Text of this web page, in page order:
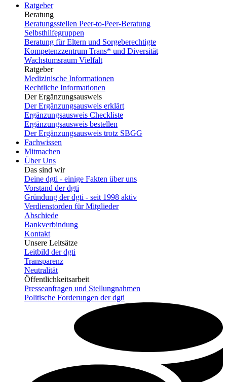
Ratgeber
Beratung
Beratungsstellen Peer-to-Peer-Beratung
Selbsthilfegruppen
Beratung für Eltern und Sorgeberechtigte
Kompetenzzentrum Trans* und Diversität
Wachstumsraum Vielfalt
Ratgeber
Medizinische Informationen
Rechtliche Informationen
Der Ergänzungsausweis
Der Ergänzungsausweis erklärt
Ergänzungsausweis Checkliste
Ergänzungsausweis bestellen
Der Ergänzungsausweis trotz SBGG
Fachwissen
Mitmachen
Über Uns
Das sind wir
Deine dgti - einige Fakten über uns
Vorstand der dgti
Gründung der dgti - seit 1998 aktiv
Verdienstorden für Mitglieder
Abschiede
Bankverbindung
Kontakt
Unsere Leitsätze
Leitbild der dgti
Transparenz
Neutralität
Öffentlichkeitsarbeit
Presseanfragen und Stellungnahmen
Politische Forderungen der dgti